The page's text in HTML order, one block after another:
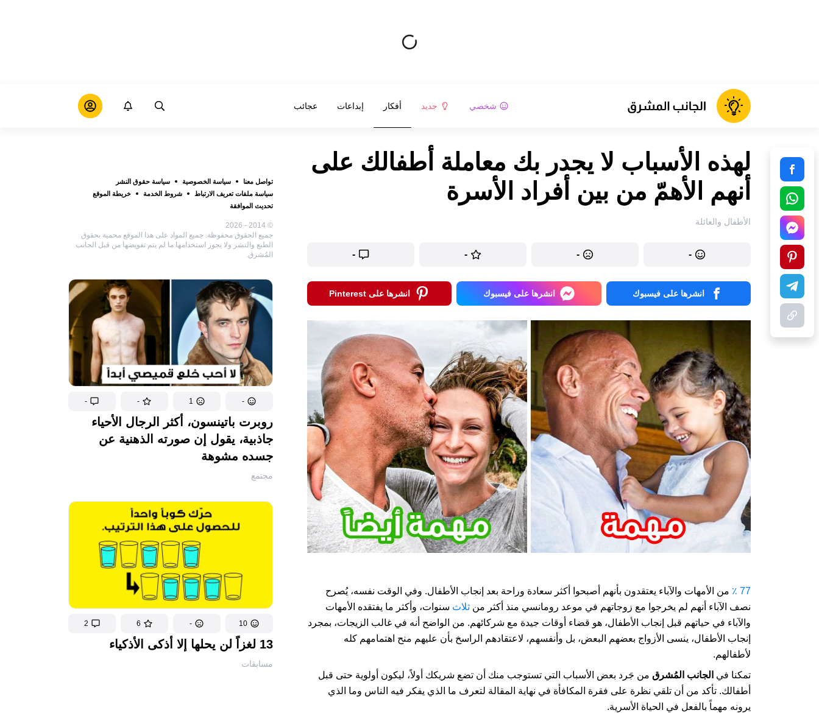
شخصي جديد أفكار إبداعات عجائب
تواصل معنا سياسة الخصوصية
سياسة حقوق النشر
سياسة ملفات تعريف الارتباط
شروط الخدمة
خريطة الموقع
تحديث الموافقة
© 2014 - 2026
جميع الحقوق محفوظة. جميع المواد على هذا الموقع محمية بحقوق
الطبع والنشر ولا يجوز استخدامها ما لم يتم تفويضها من قبل الجانب
المُشرق.
-
1
-
-
روبرت باتينسون، أكثر الرجال الأحياء
جاذبية، يقول إن صورته الذهنية عن
جسده مشوهة
مجتمع
10
-
6
2
13 لغزاً لن يحلها إلا أذكى الأذكياء
مسابقات
لهذه الأسباب لا يجدر بك معاملة أطفالك على
أنهم الأهمّ من بين أفراد الأسرة
الأطفال والعائلة
-
-
-
-
انشرها على فيسبوك انشرها على فيسبوك انشرها على Pinterest
77 ٪
؜ من الأمهات والآباء يعتقدون بأنهم أصبحوا أكثر سعادة وراحة بعد إنجاب الأطفال. وفي الوقت نفسه، يُصرح
نصف الآباء أنهم لم يخرجوا مع زوجاتهم في موعد رومانسي منذ أكثر من ثلاث سنوات، وأكثر ما يفتقده الأمهات
والآباء في حياتهم قبل إنجاب الأطفال، هو قضاء أوقات جيدة مع شركائهم. من الواضح أنه في غالب الزيجات، بمجرد
إنجاب الأطفال، ينسى الأزواج بعضهم البعض، بل وأنفسهم، لاعتقادهم الراسخ بأن عليهم منح اهتمامهم كله
لأطفالهم.
تمكنا في الجانب المُشرق من جَرد بعض الأسباب التي تستوجب منك أن تضع شريكك أولاً، ليكون أولوية حتى قبل
أطفالك. تأكد من أن تلقي نظرة على فقرة المكافأة في نهاية المقالة لتعرف ما الذي يفكر فيه الناس وما الذي
يرونه مهماً بالفعل في الحياة الأسرية.